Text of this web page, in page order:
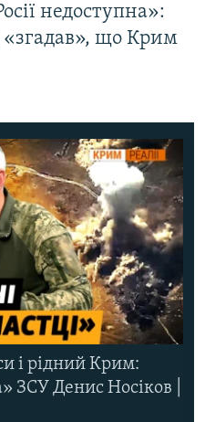
недоступна»:
«згадав», що Крим
і рідний Крим:
ЗСУ Денис Носіков |